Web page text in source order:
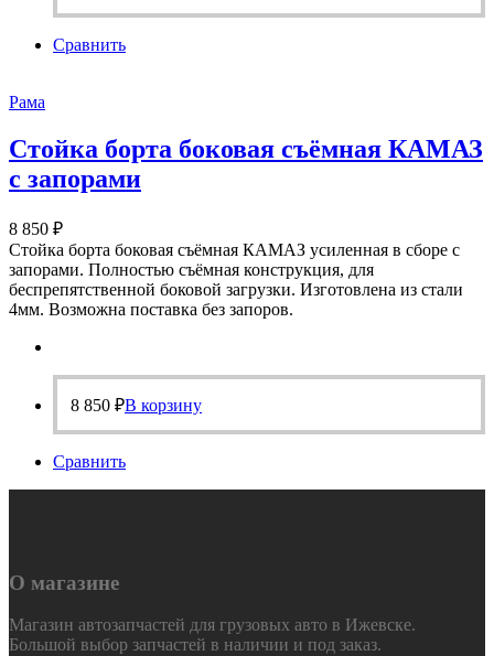
Сравнить
Рама
Стойка борта боковая съёмная КАМАЗ
с запорами
8 850 ₽
Стойка борта боковая съёмная КАМАЗ усиленная в сборе с
запорами. Полностью съёмная конструкция, для
беспрепятственной боковой загрузки. Изготовлена из стали
4мм. Возможна поставка без запоров.
8 850 ₽В корзину
Сравнить
О магазине
Магазин автозапчастей для грузовых авто в Ижевске.
Большой выбор запчастей в наличии и под заказ.